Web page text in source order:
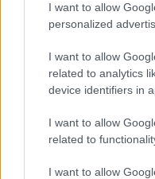
I want to allow
personalized
I want to allow
related to analytics
device identifiers in
I want to allow
related to
I want to allow
shares
ΔΙΑΒΑΣΤΕ